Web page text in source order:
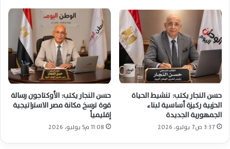
حسن النجار يكتب: تنشيط الحياة
الحزبية ركيزة أساسية لبناء
الجمهورية الجديدة
3:37 ص7 يوليو، 2026
حسن النجار يكتب: الأوكتاجون رسالة
قوة ترسخ مكانة مصر الاستراتيجية
إقليمياً
11:08 م5 يوليو، 2026